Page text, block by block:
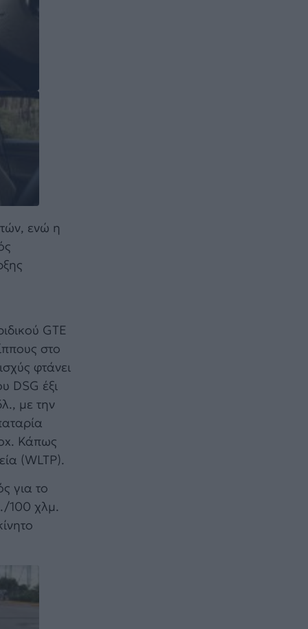
ενώ η
GTE
στο
φτάνει
DSG έξι
με την
Κάπως
(WLTP).
για το
100 χλμ.